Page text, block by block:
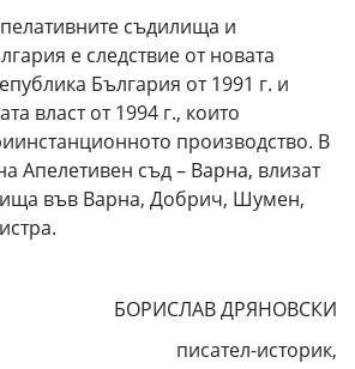
съдилища и
е следствие от новата
България от 1991 г. и
власт от 1994 г., които
производство. В
Апелетивен съд – Варна, влизат
във Варна, Добрич, Шумен,
БОРИСЛАВ ДРЯНОВСКИ
писател-историк,